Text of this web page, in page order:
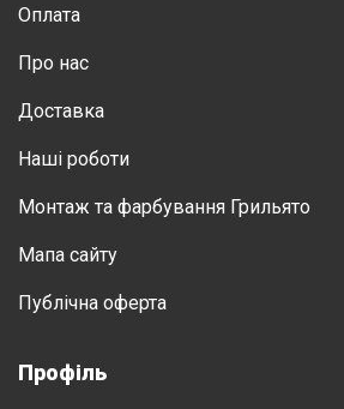
Оплата
Про нас
Доставка
Нашi роботи
Монтаж та фарбування Грильято
Мапа сайту
Публічна оферта
Профіль